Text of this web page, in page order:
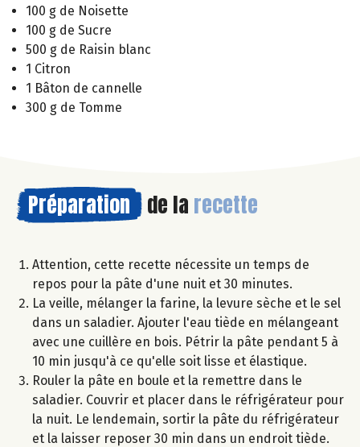
100 g de Noisette
100 g de Sucre
500 g de Raisin blanc
1 Citron
1 Bâton de cannelle
300 g de Tomme
Préparation de la recette
Attention, cette recette nécessite un temps de
repos pour la pâte d'une nuit et 30 minutes.
La veille, mélanger la farine, la levure sèche et le sel
dans un saladier. Ajouter l'eau tiède en mélangeant
avec une cuillère en bois. Pétrir la pâte pendant 5 à
10 min jusqu'à ce qu'elle soit lisse et élastique.
Rouler la pâte en boule et la remettre dans le
saladier. Couvrir et placer dans le réfrigérateur pour
la nuit. Le lendemain, sortir la pâte du réfrigérateur
et la laisser reposer 30 min dans un endroit tiède.